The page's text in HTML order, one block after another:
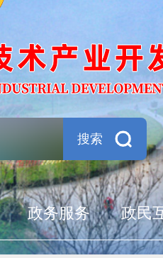
搜索
政务服务 政民